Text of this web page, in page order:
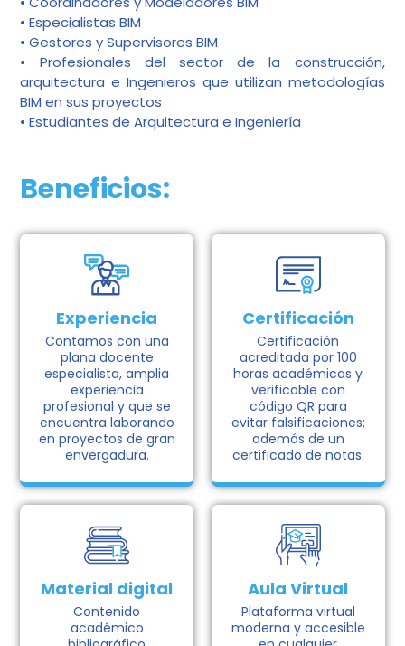
• Especialistas BIM
• Gestores y Supervisores BIM
• Profesionales del sector de la construcción,
arquitectura e Ingenieros que utilizan metodologías
BIM en sus proyectos
• Estudiantes de Arquitectura e Ingeniería
Beneficios:
Experiencia
Contamos con una
plana docente
especialista, amplia
experiencia
profesional y que se
encuentra laborando
en proyectos de gran
envergadura.
Certificación
Certificación
acreditada por 100
horas académicas y
verificable con
código QR para
evitar falsificaciones;
además de un
certificado de notas.
Material digital
Contenido
académico
Aula Virtual
Plataforma virtual
moderna y accesible